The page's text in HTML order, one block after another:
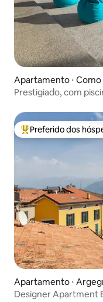
Apartamento ⋅ Como
Prestigiado, com
Entre os melhores
Preferido dos
Apartamento ⋅
Designer Apartment